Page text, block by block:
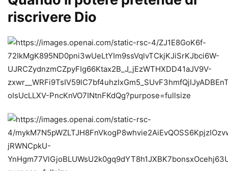
riscrivere Dio